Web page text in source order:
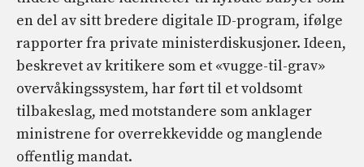
en del av sitt bredere digitale ID-program, ifølge
rapporter fra private ministerdiskusjoner. Ideen,
beskrevet av kritikere som et «vugge-til-grav»
overvåkingssystem, har ført til et voldsomt
tilbakeslag, med motstandere som anklager
ministrene for overrekkevidde og manglende
offentlig mandat.